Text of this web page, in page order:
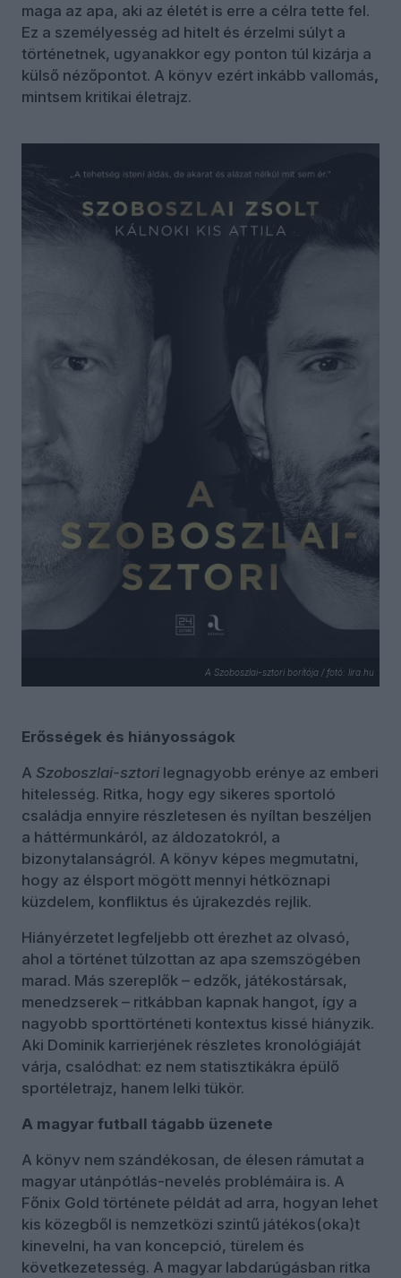
maga az apa, aki az életét is erre a célra tette fel.
Ez a személyesség ad hitelt és érzelmi súlyt a
történetnek, ugyanakkor egy ponton túl kizárja a
külső nézőpontot. A könyv ezért inkább vallomás,
mintsem kritikai életrajz.
A Szoboszlai-sztori borítója / fotó: lira.hu
Erősségek és hiányosságok
A Szoboszlai-sztori legnagyobb erénye az emberi
hitelesség. Ritka, hogy egy sikeres sportoló
családja ennyire részletesen és nyíltan beszéljen
a háttérmunkáról, az áldozatokról, a
bizonytalanságról. A könyv képes megmutatni,
hogy az élsport mögött mennyi hétköznapi
küzdelem, konfliktus és újrakezdés rejlik.
Hiányérzetet legfeljebb ott érezhet az olvasó,
ahol a történet túlzottan az apa szemszögében
marad. Más szereplők – edzők, játékostársak,
menedzserek – ritkábban kapnak hangot, így a
nagyobb sporttörténeti kontextus kissé hiányzik.
Aki Dominik karrierjének részletes kronológiáját
várja, csalódhat: ez nem statisztikákra épülő
sportéletrajz, hanem lelki tükör.
A magyar futball tágabb üzenete
A könyv nem szándékosan, de élesen rámutat a
magyar utánpótlás-nevelés problémáira is. A
Főnix Gold története példát ad arra, hogyan lehet
kis közegből is nemzetközi szintű játékos(oka)t
kinevelni, ha van koncepció, türelem és
következetesség. A magyar labdarúgásban ritka